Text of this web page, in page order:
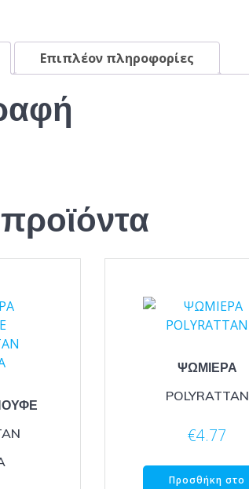
Επιπλέον πληροφορίες
ΨΩΜΙΕΡΑ
POLYRATTAN
€4.77
Προσθήκη στο